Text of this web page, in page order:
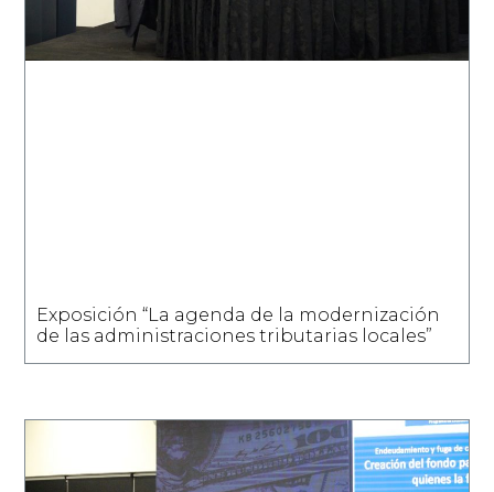
Exposición “La agenda de la modernización
de las administraciones tributarias locales”